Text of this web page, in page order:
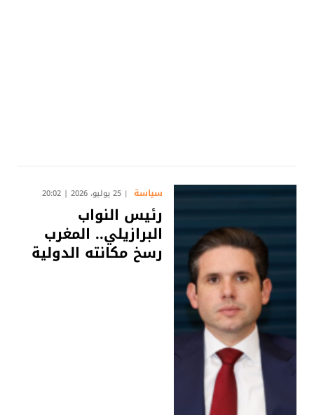
سياسة 25 يوليو، 2026 | 20:02
رئيس النواب
البرازيلي.. المغرب
رسخ مكانته الدولية